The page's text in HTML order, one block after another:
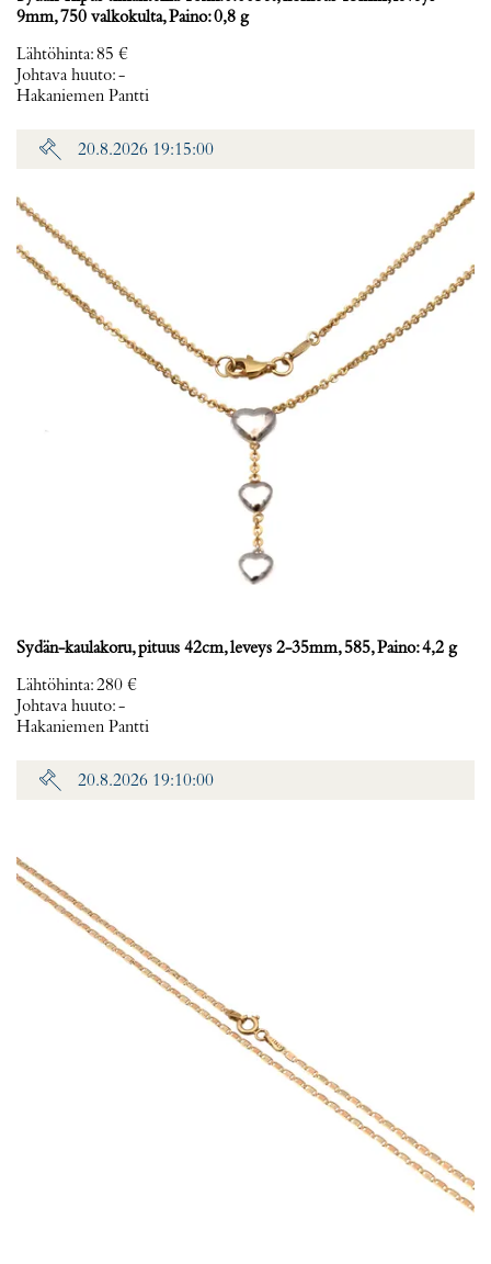
9mm, 750 valkokulta, Paino: 0,8 g
Lähtöhinta:85 €
Johtava huuto:-
Hakaniemen Pantti
20.8.2026 19:15:00
Sydän-kaulakoru, pituus 42cm, leveys 2-35mm, 585, Paino: 4,2 g
Lähtöhinta:280 €
Johtava huuto:-
Hakaniemen Pantti
20.8.2026 19:10:00